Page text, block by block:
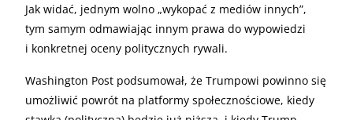
Jak widać, jednym wolno „wykopać z mediów innych”,
tym samym odmawiając innym prawa do wypowiedzi
i konkretnej oceny politycznych rywali.
Washington Post podsumował, że Trumpowi powinno się
umożliwić powrót na platformy społecznościowe, kiedy